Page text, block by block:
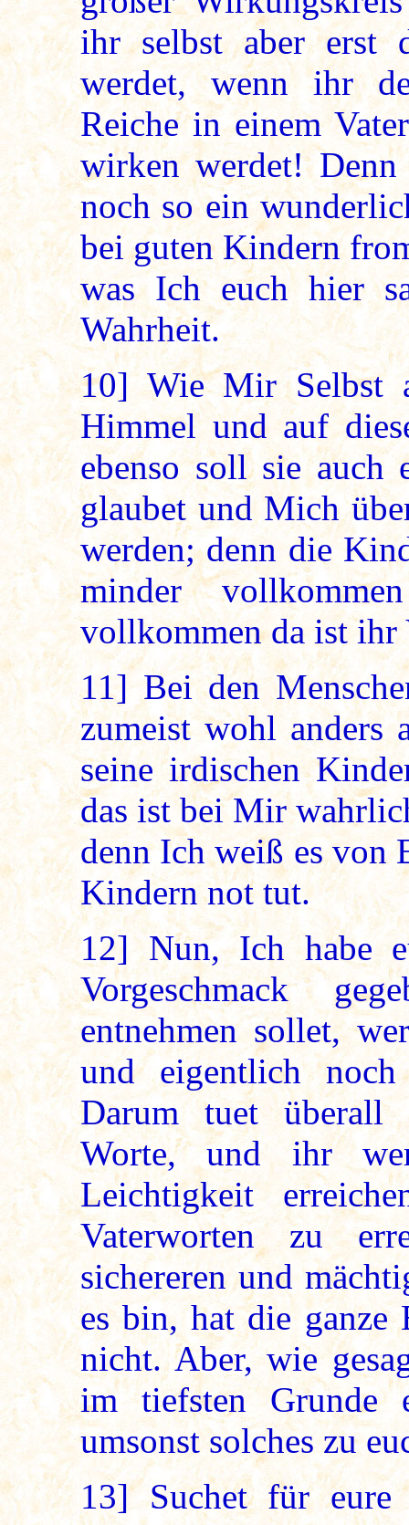
ihr selbst aber erst
werdet, wenn ihr
Reiche in einem
wirken werdet!
noch so ein
bei guten Kindern
was Ich euch hier
Wahrheit.
10]Wie Mir Selbst
Himmel und auf
ebenso soll sie
glaubet und Mich
werden; denn die
minder
vollkommen da ist ihr
11] Bei den
zumeist wohl anders
seine irdischen
das ist bei Mir
denn Ich weiß es von
Kindern not tut.
12] Nun, Ich habe
Vorgeschmack
entnehmen sollet,
und eigentlich
Darum tuet überall
Worte, und ihr
Leichtigkeit
Vaterworten zu
sichereren und
es bin, hat die
nicht. Aber, wie
im tiefsten Grunde
umsonst solches zu
13]Suchet für eure